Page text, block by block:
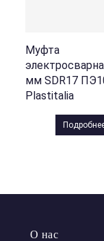
Муфта
мм SDR17
Plastitalia
О нас